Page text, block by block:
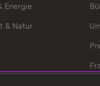
Energie
& Natur